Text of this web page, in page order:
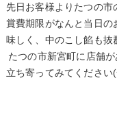
先日お客様よりたつの
賞費期限がなんと当日の
味しく、中のこし餡も抜
たつの市新宮町に店舗
立ち寄ってみてください